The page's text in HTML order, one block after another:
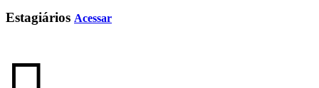
Estagiários Acessar